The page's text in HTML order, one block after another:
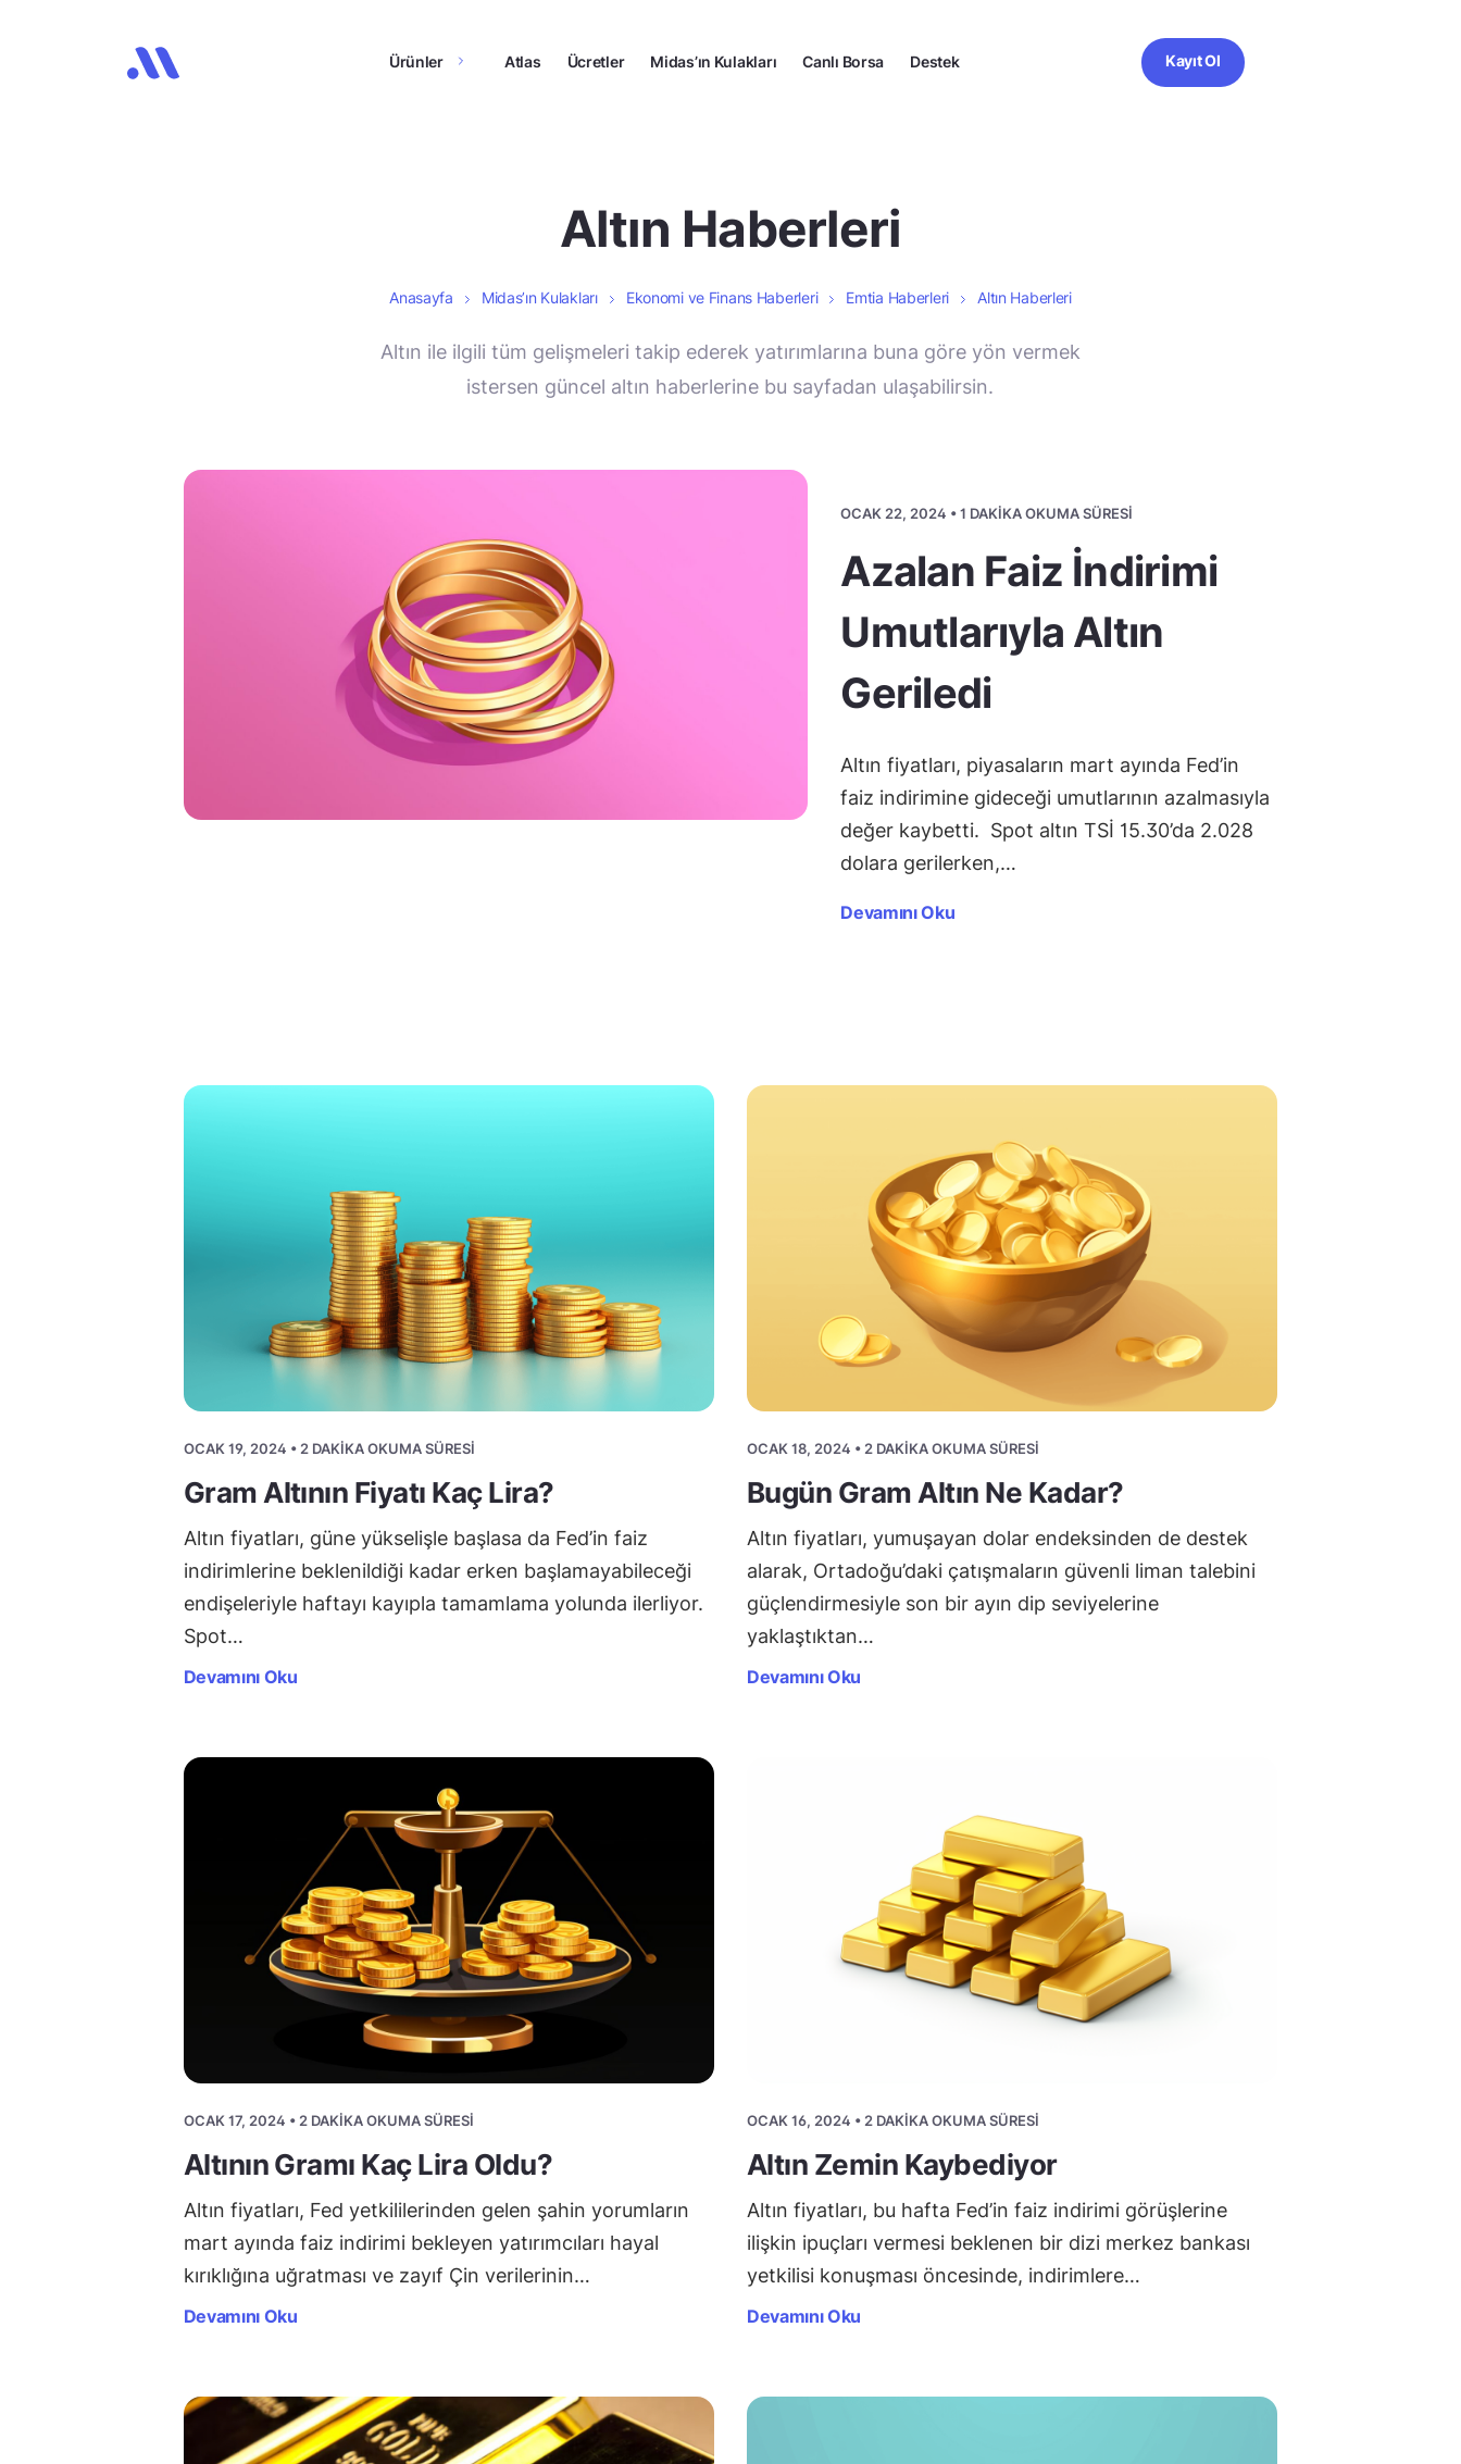
Ürünler Atlas Ücretler Midas’ın Kulakları Canlı Borsa Destek Kayıt Ol
Altın Haberleri
Anasayfa Midas’ın Kulakları Ekonomi ve Finans Haberleri Emtia Haberleri Altın Haberleri
Altın ile ilgili tüm gelişmeleri takip ederek yatırımlarına buna göre yön vermek
istersen güncel altın haberlerine bu sayfadan ulaşabilirsin.
OCAK 22, 2024 • 1 DAKIKA OKUMA SÜRESI
Azalan Faiz İndirimi
Umutlarıyla Altın
Geriledi
Altın fiyatları, piyasaların mart ayında Fed’in
faiz indirimine gideceği umutlarının azalmasıyla
değer kaybetti. Spot altın TSİ 15.30’da 2.028
dolara gerilerken,…
Devamını Oku
OCAK 19, 2024 • 2 DAKIKA OKUMA SÜRESI
Gram Altının Fiyatı Kaç Lira?
Altın fiyatları, güne yükselişle başlasa da Fed’in faiz
indirimlerine beklenildiği kadar erken başlamayabileceği
endişeleriyle haftayı kayıpla tamamlama yolunda ilerliyor.
Spot…
Devamını Oku
OCAK 18, 2024 • 2 DAKIKA OKUMA SÜRESI
Bugün Gram Altın Ne Kadar?
Altın fiyatları, yumuşayan dolar endeksinden de destek
alarak, Ortadoğu’daki çatışmaların güvenli liman talebini
güçlendirmesiyle son bir ayın dip seviyelerine
yaklaştıktan…
Devamını Oku
OCAK 17, 2024 • 2 DAKIKA OKUMA SÜRESI
Altının Gramı Kaç Lira Oldu?
Altın fiyatları, Fed yetkililerinden gelen şahin yorumların
mart ayında faiz indirimi bekleyen yatırımcıları hayal
kırıklığına uğratması ve zayıf Çin verilerinin…
Devamını Oku
OCAK 16, 2024 • 2 DAKIKA OKUMA SÜRESI
Altın Zemin Kaybediyor
Altın fiyatları, bu hafta Fed’in faiz indirimi görüşlerine
ilişkin ipuçları vermesi beklenen bir dizi merkez bankası
yetkilisi konuşması öncesinde, indirimlere…
Devamını Oku